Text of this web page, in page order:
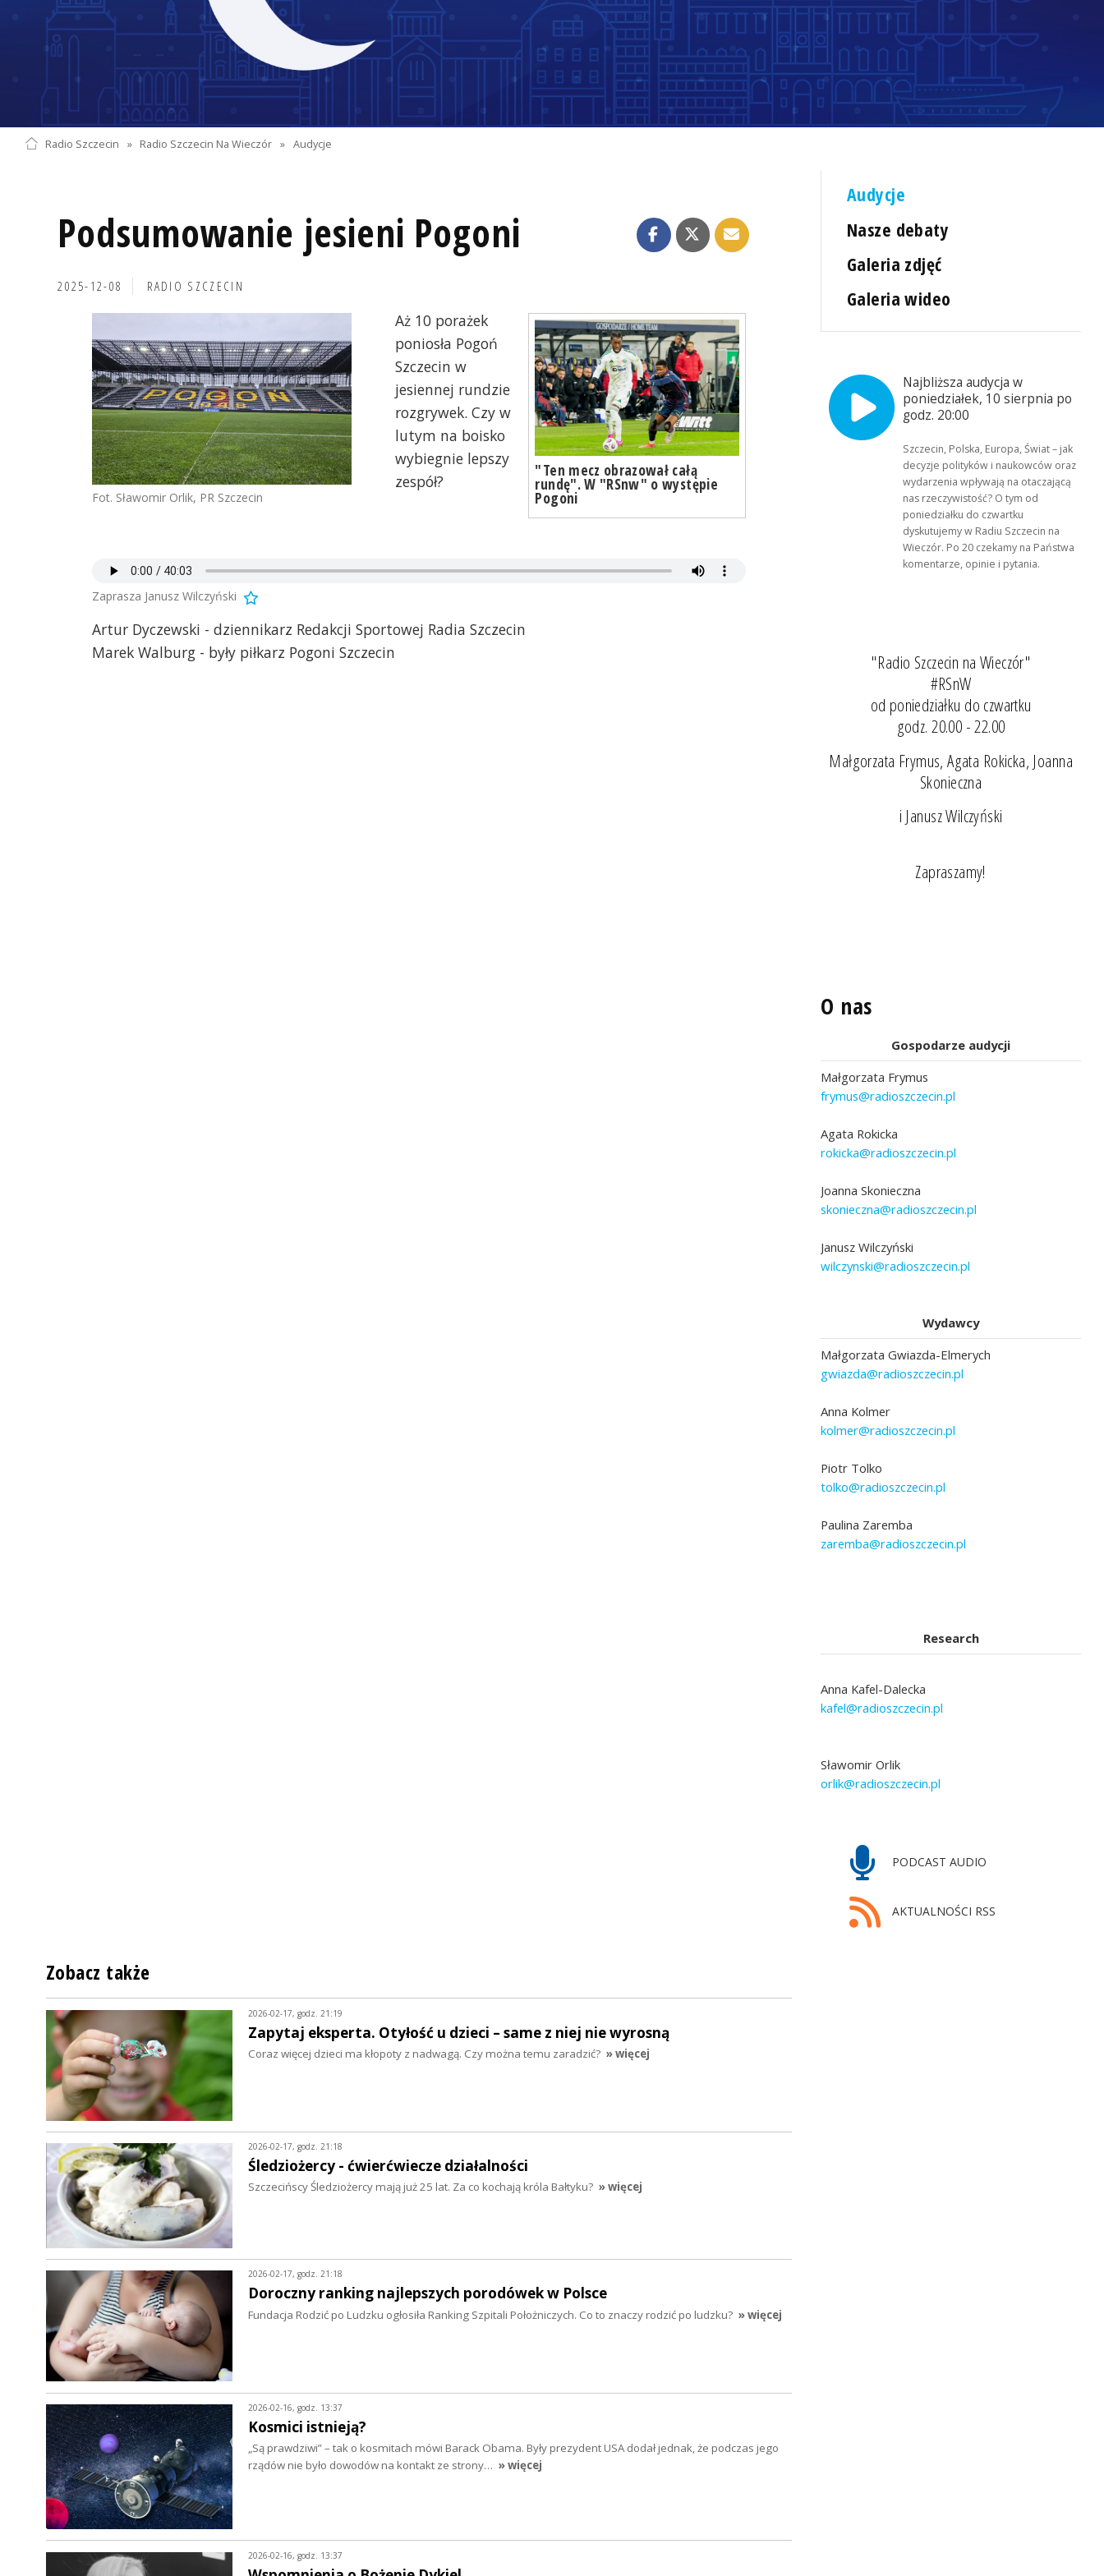
Radio Szczecin » Radio Szczecin Na Wieczór » Audycje
Podsumowanie jesieni Pogoni
2025-12-08 RADIO SZCZECIN
Fot. Sławomir Orlik, PR Szczecin
"Ten mecz obrazował całą
rundę". W "RSnw" o występie
Pogoni
Aż 10 porażek
poniosła Pogoń
Szczecin w
jesiennej rundzie
rozgrywek. Czy w
lutym na boisko
wybiegnie lepszy
zespół?
Zaprasza Janusz Wilczyński
Artur Dyczewski - dziennikarz Redakcji Sportowej Radia Szczecin
Marek Walburg - były piłkarz Pogoni Szczecin
Audycje
Nasze debaty
Galeria zdjęć
Galeria wideo
Najbliższa audycja w
poniedziałek, 10 sierpnia po
godz. 20:00
Szczecin, Polska, Europa, Świat – jak
decyzje polityków i naukowców oraz
wydarzenia wpływają na otaczającą
nas rzeczywistość? O tym od
poniedziałku do czwartku
dyskutujemy w Radiu Szczecin na
Wieczór. Po 20 czekamy na Państwa
komentarze, opinie i pytania.
"Radio Szczecin na Wieczór"
#RSnW
od poniedziałku do czwartku
godz. 20.00 - 22.00
Małgorzata Frymus, Agata Rokicka, Joanna
Skonieczna
i Janusz Wilczyński
Zapraszamy!
O nas
Gospodarze audycji
Małgorzata Frymus
frymus@radioszczecin.pl
Agata Rokicka
rokicka@radioszczecin.pl
Joanna Skonieczna
skonieczna@radioszczecin.pl
Janusz Wilczyński
wilczynski@radioszczecin.pl
Wydawcy
Małgorzata Gwiazda-Elmerych
gwiazda@radioszczecin.pl
Anna Kolmer
kolmer@radioszczecin.pl
Piotr Tolko
tolko@radioszczecin.pl
Paulina Zaremba
zaremba@radioszczecin.pl
Research
Anna Kafel-Dalecka
kafel@radioszczecin.pl
Sławomir Orlik
orlik@radioszczecin.pl
PODCAST AUDIO
AKTUALNOŚCI RSS
Zobacz także
2026-02-17, godz. 21:19
Zapytaj eksperta. Otyłość u dzieci – same z niej nie wyrosną
Coraz więcej dzieci ma kłopoty z nadwagą. Czy można temu zaradzić? » więcej
2026-02-17, godz. 21:18
Śledziożercy - ćwierćwiecze działalności
Szczecińscy Śledziożercy mają już 25 lat. Za co kochają króla Bałtyku? » więcej
2026-02-17, godz. 21:18
Doroczny ranking najlepszych porodówek w Polsce
Fundacja Rodzić po Ludzku ogłosiła Ranking Szpitali Położniczych. Co to znaczy rodzić po ludzku? » więcej
2026-02-16, godz. 13:37
Kosmici istnieją?
„Są prawdziwi” – tak o kosmitach mówi Barack Obama. Były prezydent USA dodał jednak, że podczas jego
rządów nie było dowodów na kontakt ze strony… » więcej
2026-02-16, godz. 13:37